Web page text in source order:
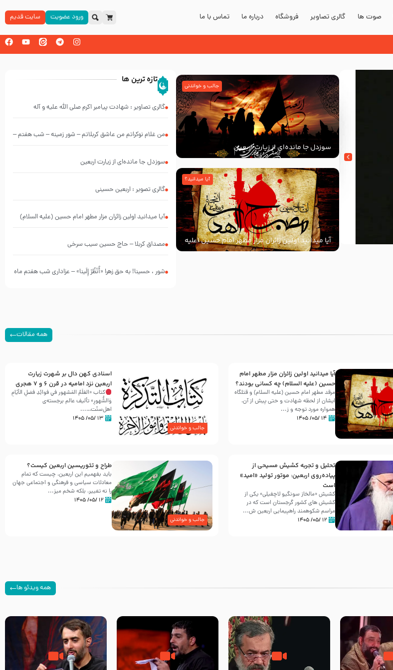
صوت ها گالری تصاویر فروشگاه درباره ما تماس با ما ورود عضویت سایت قدیم
سوزدل جا مانده‌ای از زیارت اربعین
جالب و خواندنی
آیا میدانید اولین زائران مزار مطهر امام حسین (علیه
السلام) چه کسانی بودند؟
آیا میدانید؟
تازه ترین ها
گالری تصاویر : شهادت پیامبر اکرم صلی الله علیه و آله
من غلام نوکراتم من عاشق کربلاتم – شور زمینه – شب هفتم –
سوزدل جا مانده‌ای از زیارت اربعین
گالری تصویر : اربعین حسینی
آیا میدانید اولین زائران مزار مطهر امام حسین (علیه السلام)
مصداق کربلا – حاج حسین سیب سرخی
شور ، حسینا! به‌ حق زهرا «أُنْظُرْ إِلَینا» – عزاداری شب هفتم ماه
همه مقالات
آیا میدانید اولین زائران مزار مطهر امام
حسین (علیه السلام) چه کسانی بودند؟
مرقد مطهر امام حسین (علیه السلام) و قتلگاه
ایشان از لحظه شهادت و حتی پیش از آن،
همواره مورد توجه و ز...
۱۴ /۰۵/ ۱۴۰۵
جالب و خواندنی
اسنادی کهن دال بر شهرت زیارت
اربعین نزد امامیه در قرن ۶ و ۷ هجری
کتاب «العَلَمُ المَشهور في فَوائِدِ فَضلِ الأيّامِ
وَالشُّهورِ» تألیف عالم برجسته‌ی
اهل‌سنّت…...
۱۳ /۰۵/ ۱۴۰۵
تحلیل و تجربه کشیش مسیحی از
پیاده‌روی اربعین: موتور تولید «امید»
است
کشیش «مالخاز سونگیو لاچفیلی» یکی از
کشیش های کشور گرجستان است که در
مراسم شکوهمند راهپیمایی اربعین ش...
۱۲ /۰۵/ ۱۴۰۵ جالب و خواندنی
طراح و تئوریسین اربعین کیست؟
باید بفهمیم این اربعین، چیست که تمام
معادلات سیاسی و فرهنگی و اجتماعی جهان
را نه تغییر، بلکه شخم میز...
۱۲ /۰۵/ ۱۴۰۵
همه ویدئو ها